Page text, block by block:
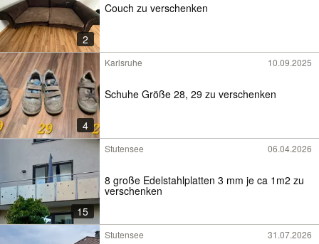
2
Couch zu verschenken
4
Karlsruhe 10.09.2025
Schuhe Größe 28, 29 zu verschenken
15
Stutensee 06.04.2026
8 große Edelstahlplatten 3 mm je ca 1m2 zu
verschenken
Stutensee 31.07.2026